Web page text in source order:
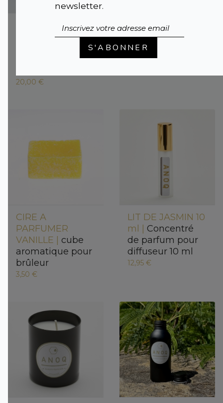
newsletter.
S'ABONNER
AMBRE NOIR 100
Recharge de
d'ambiance pour
20,00 €
CUBE DE
PARFUM ROSE |
cube senteur
pour brûleur
CIRE A
PARFUMER
VANILLE | cube
aromatique pour
brûleur
3,50 €
LIT DE JASMIN 10
ml | Concentré
de parfum pour
diffuseur 10 ml
12,95 €